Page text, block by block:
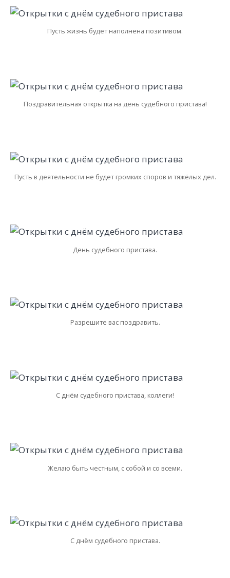
Пусть жизнь будет наполнена позитивом.
Поздравительная открытка на день судебного пристава!
Пусть в деятельности не будет громких споров и тяжёлых дел.
День судебного пристава.
Разрешите вас поздравить.
С днём судебного пристава, коллеги!
Желаю быть честным, с собой и со всеми.
С днём судебного пристава.